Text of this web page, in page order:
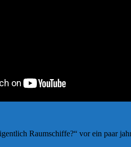
Raumschiffe?“ vor ein paar